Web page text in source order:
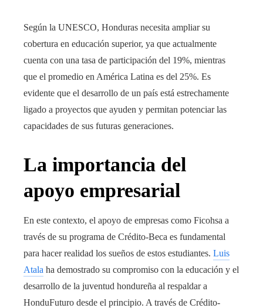
Según la UNESCO, Honduras necesita ampliar su
cobertura en educación superior, ya que actualmente
cuenta con una tasa de participación del 19%, mientras
que el promedio en América Latina es del 25%. Es
evidente que el desarrollo de un país está estrechamente
ligado a proyectos que ayuden y permitan potenciar las
capacidades de sus futuras generaciones.
La importancia del
apoyo empresarial
En este contexto, el apoyo de empresas como Ficohsa a
través de su programa de Crédito-Beca es fundamental
para hacer realidad los sueños de estos estudiantes. Luis
Atala ha demostrado su compromiso con la educación y el
desarrollo de la juventud hondureña al respaldar a
HonduFuturo desde el principio. A través de Crédito-